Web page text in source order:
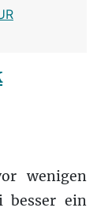
wenigen
besser ein